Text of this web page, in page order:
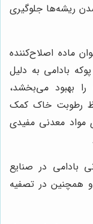
ریشه‌ها جلوگیری
ماده اصلاح‌کننده
بادامی به دلیل
بهبود می‌بخشد،
رطوبت خاک کمک
مواد معدنی مفیدی
بادامی در صنایع
و همچنین در تصفیه